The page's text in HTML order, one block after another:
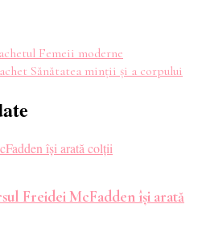
Femeii moderne
Sănătatea minții și a corpului
Freidei McFadden își arată